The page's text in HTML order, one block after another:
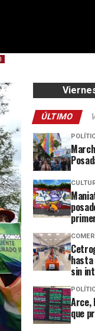
ÚLTIMO
sin
Arce,
que